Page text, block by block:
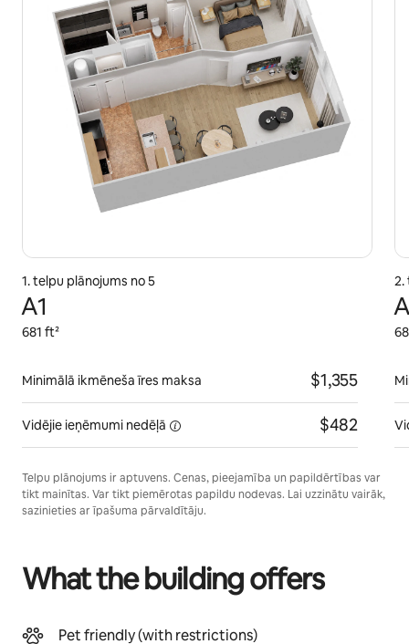
1. telpu plānojums no 5
A1
681 ft²
Minimālā ikmēneša īres maksa $1,355
Vidējie ieņēmumi nedēļā $482
2.
Telpu plānojums ir aptuvens. Cenas, pieejamība un papildērtības var
tikt mainītas. Var tikt piemērotas papildu nodevas. Lai uzzinātu vairāk,
sazinieties ar īpašuma pārvaldītāju.
What the building offers
Pet friendly (with restrictions)